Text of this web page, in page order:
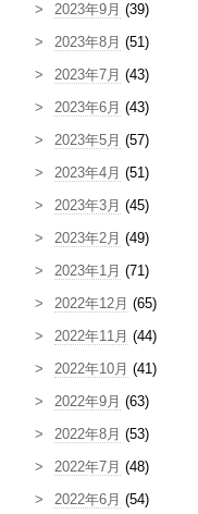
2023年9月 (39)
2023年8月 (51)
2023年7月 (43)
2023年6月 (43)
2023年5月 (57)
2023年4月 (51)
2023年3月 (45)
2023年2月 (49)
2023年1月 (71)
2022年12月 (65)
2022年11月 (44)
2022年10月 (41)
2022年9月 (63)
2022年8月 (53)
2022年7月 (48)
2022年6月 (54)